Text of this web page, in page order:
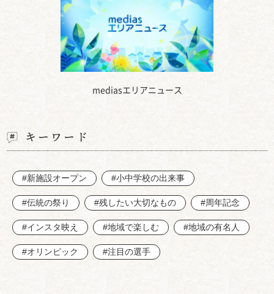
mediasエリアニュース
キーワード
#新施設オープン #小中学校の出来事
#伝統の祭り #残したい大切なもの #周年記念
#インスタ映え #地域で楽しむ #地域の有名人
#オリンピック #注目の選手